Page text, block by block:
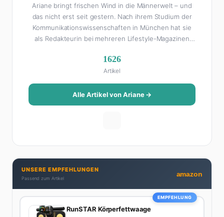
Ariane bringt frischen Wind in die Männerwelt – und
das nicht erst seit gestern. Nach ihrem Studium der
Kommunikationswissenschaften in München hat sie
als Redakteurin bei mehreren Lifestyle-Magazinen
Als Lifestyle-Redakteurin schreibt sie über alles, was
das Leben schöner macht: von Interior Design und
Reise-Tipps über Food-Trends bis hin zu
Beziehungsratgebern, die auch Männer gerne lesen.
Ihre Geheimwaffe: Sie weiß genau, was Frauen an
Brunch-Spot der Stadt. Ihre Interior-Tipps basieren
auf echter Erfahrung – ihre Wohnung wurde schon
zweimal in Design-Blogs gefeatured.
1626
Artikel
Alle Artikel von Ariane →
UNSERE EMPFEHLUNGEN
Passend zum Artikel
amazon
EMPFEHLUNG
RunSTAR Körperfettwaage